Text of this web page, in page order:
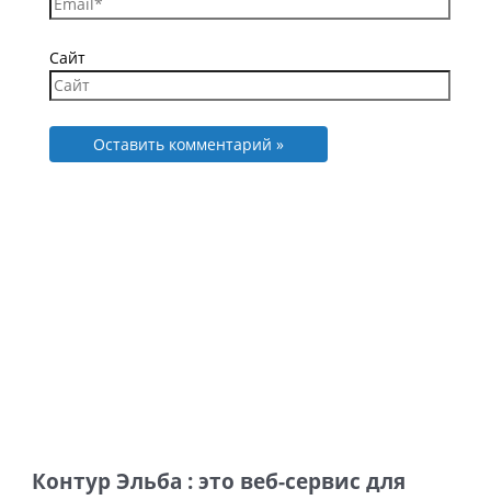
Сайт
Контур Эльба : это веб-сервис для